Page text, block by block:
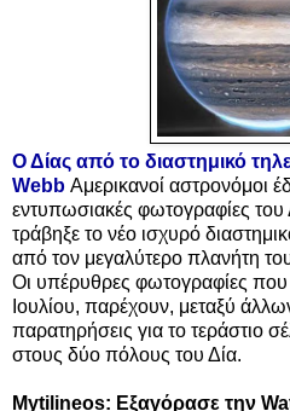
Ο Δίας από το διαστημικό
Webb Αμερικανοί αστρονόμοι
εντυπωσιακές φωτογραφίες του
τράβηξε το νέο ισχυρό
από τον μεγαλύτερο πλανήτη
Οι υπέρυθρες φωτογραφίες που
Ιουλίου, παρέχουν, μεταξύ
παρατηρήσεις για το τεράστιο
στους δύο πόλους του Δία.
Mytilineos: Εξαγόρασε την